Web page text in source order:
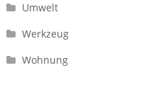
Umwelt
Werkzeug
Wohnung